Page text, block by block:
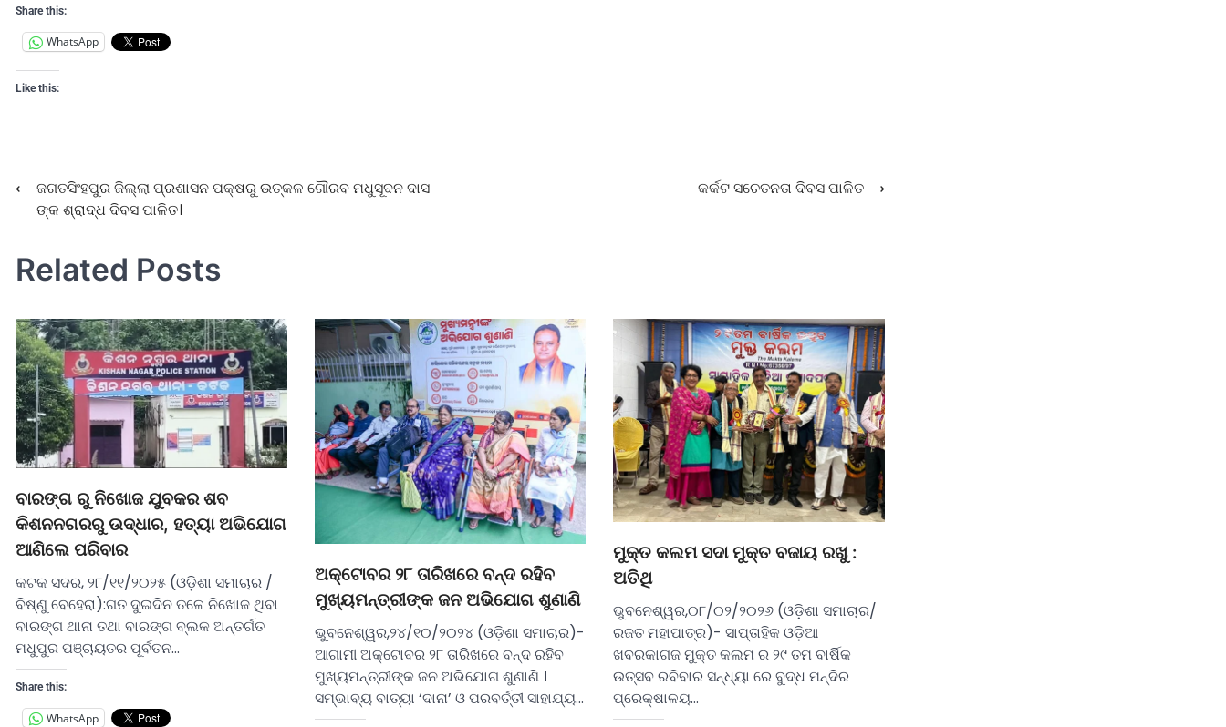
Share this:
WhatsApp
Like this:
⟵ଜଗତସିଂହପୁର ଜିଲ୍ଲା ପ୍ରଶାସନ ପକ୍ଷରୁ ଉତ୍କଳ ଗୌରବ ମଧୁସୂଦନ ଦାସ
ଙ୍କ ଶ୍ରାଦ୍ଧ ଦିବସ ପାଳିତ।
କର୍କଟ ସଚେତନତା ଦିବସ ପାଳିତ⟶
Related Posts
ବାରଙ୍ଗ ରୁ ନିଖୋଜ ଯୁବକର ଶବ
କିଶନନଗରରୁ ଉଦ୍ଧାର, ହତ୍ୟା ଅଭିଯୋଗ
ଆଣିଲେ ପରିବାର
କଟକ ସଦର, ୨୮/୧୧/୨୦୨୫ (ଓଡ଼ିଶା ସମାଚାର /
ବିଷ୍ଣୁ ବେହେରା):ଗତ ଦୁଇଦିନ ତଳେ ନିଖୋଜ ଥିବା
ବାରଙ୍ଗ ଥାନା ତଥା ବାରଙ୍ଗ ବ୍ଲକ ଅନ୍ତର୍ଗତ
ମଧୁପୁର ପଞ୍ଚାୟତର ପୂର୍ବତନ…
Share this:
WhatsApp
ଅକ୍ଟୋବର ୨୮ ତାରିଖରେ ବନ୍ଦ ରହିବ
ମୁଖ୍ୟମନ୍ତ୍ରୀଙ୍କ ଜନ ଅଭିଯୋଗ ଶୁଣାଣି
ଭୁବନେଶ୍ୱର,୨୪/୧୦/୨୦୨୪ (ଓଡ଼ିଶା ସମାଚାର)-
ଆଗାମୀ ଅକ୍ଟୋବର ୨୮ ତାରିଖରେ ବନ୍ଦ ରହିବ
ମୁଖ୍ୟମନ୍ତ୍ରୀଙ୍କ ଜନ ଅଭିଯୋଗ ଶୁଣାଣି ।
ସମ୍ଭାବ୍ୟ ବାତ୍ୟା ‘ଦାନା’ ଓ ପରବର୍ତ୍ତୀ ସାହାଯ୍ୟ…
ମୁକ୍ତ କଲମ ସଦା ମୁକ୍ତ ବଜାୟ ରଖୁ :
ଅତିଥି
ଭୁବନେଶ୍ୱର,୦୮/୦୨/୨୦୨୬ (ଓଡ଼ିଶା ସମାଚାର/
ରଜତ ମହାପାତ୍ର)- ସାପ୍ତାହିକ ଓଡ଼ିଆ
ଖବରକାଗଜ ମୁକ୍ତ କଲମ ର ୨୯ ତମ ବାର୍ଷିକ
ଉତ୍ସବ ରବିବାର ସନ୍ଧ୍ୟା ରେ ବୁଦ୍ଧ ମନ୍ଦିର
ପ୍ରେକ୍ଷାଳୟ…